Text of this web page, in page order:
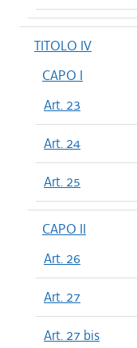
TITOLO IV
CAPO I
Art. 23
Art. 24
Art. 25
CAPO II
Art. 26
Art. 27
Art. 27 bis